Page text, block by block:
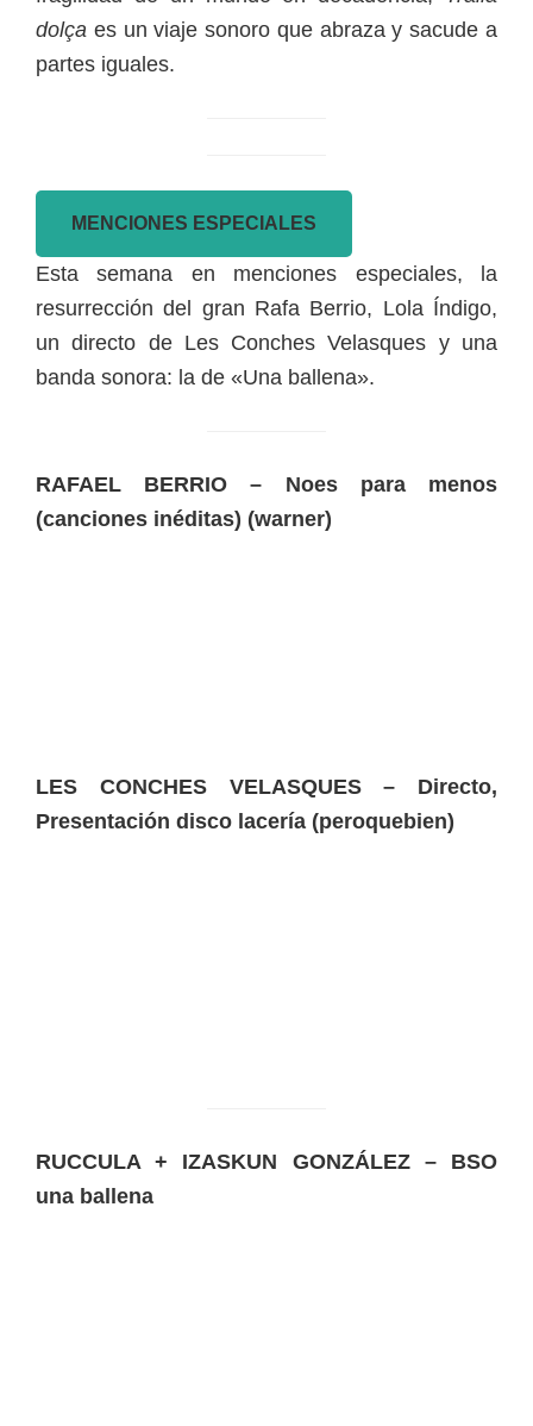
dolça es un viaje sonoro que abraza y sacude a
partes iguales.
MENCIONES ESPECIALES
Esta semana en menciones especiales, la
resurrección del gran Rafa Berrio, Lola Índigo,
un directo de Les Conches Velasques y una
banda sonora: la de «Una ballena».
RAFAEL BERRIO – Noes para menos
(canciones inéditas) (warner)
LES CONCHES VELASQUES – Directo,
Presentación disco lacería (peroquebien)
RUCCULA + IZASKUN GONZÁLEZ – BSO
una ballena